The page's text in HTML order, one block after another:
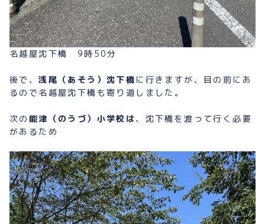
名越屋沈下橋 9時50分
後で、浅尾（あそう）沈下橋 に行きますが、目の前にあ
るので名越屋沈下橋も寄り道しました。
次の 能津（のうづ）小学校は、沈下橋を渡って行く必要
があるため